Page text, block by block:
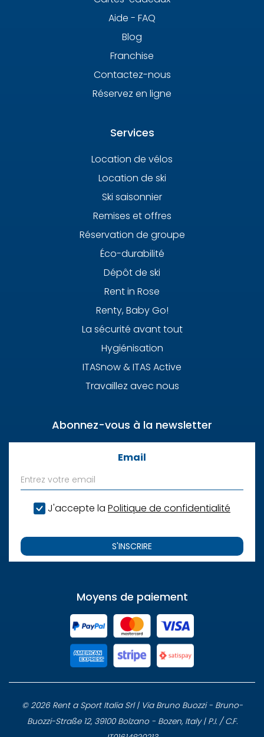
Aide - FAQ
Blog
Franchise
Contactez-nous
Réservez en ligne
Services
Location de vélos
Location de ski
Ski saisonnier
Remises et offres
Réservation de groupe
Éco-durabilité
Dépôt de ski
Rent in Rose
Renty, Baby Go!
La sécurité avant tout
Hygiénisation
ITASnow & ITAS Active
Travaillez avec nous
Abonnez-vous à la newsletter
Email
J'accepte la Politique de confidentialité
S'INSCRIRE
Moyens de paiement
© 2026 Rent a Sport Italia Srl | Via Bruno Buozzi - Bruno-
Buozzi-Straße 12, 39100 Bolzano - Bozen, Italy | P.I. / C.F.